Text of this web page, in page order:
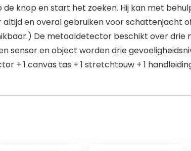
de knop en start het zoeken. Hij kan met
en overal gebruiken voor schattenjacht
De metaaldetector beschikt over drie
sensor en object worden drie
+ 1 canvas tas + 1 stretchtouw + 1